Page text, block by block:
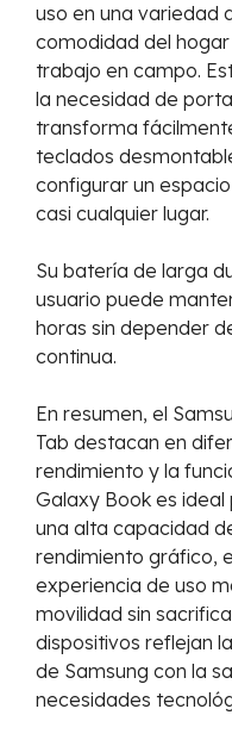
uso en una variedad
comodidad del
trabajo en campo.
la necesidad de
transforma
teclados
configurar un
casi cualquier lugar.
Su batería de larga
usuario puede
horas sin depender
continua.
En resumen, el
Tab destacan en
rendimiento y la
Galaxy Book es
una alta capacidad
rendimiento gráfico,
experiencia de uso
movilidad sin
dispositivos reflejan
de Samsung con la
necesidades